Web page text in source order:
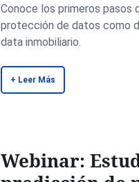
Conoce los primeros pasos
protección de datos como
data inmobiliario.
+ Leer Más
Webinar: